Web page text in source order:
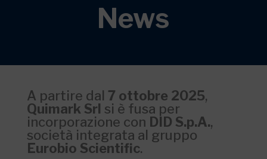
News
A partire dal 7 ottobre 2025,
Quimark Srl si è fusa per
incorporazione con DID S.p.A.,
società integrata al gruppo
Eurobio Scientific.